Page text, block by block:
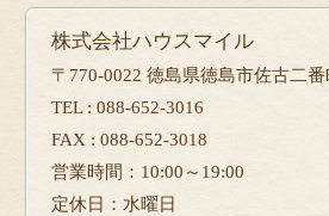
株式会社ハウスマイル
〒770-0022 徳島県徳島市佐古二番
TEL : 088-652-3016
FAX : 088-652-3018
営業時間：10:00～19:00
定休日：水曜日